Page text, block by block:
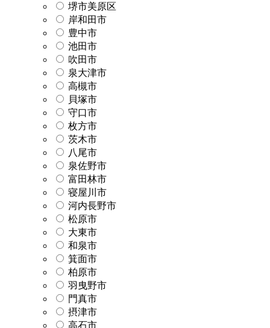
堺市美原区
岸和田市
豊中市
池田市
吹田市
泉大津市
高槻市
貝塚市
守口市
枚方市
茨木市
八尾市
泉佐野市
富田林市
寝屋川市
河内長野市
松原市
大東市
和泉市
箕面市
柏原市
羽曳野市
門真市
摂津市
高石市